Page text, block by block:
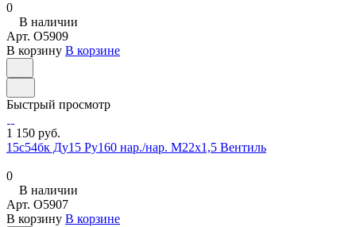
0
В наличии
Арт. O5909
В корзину В корзине
Быстрый просмотр
1 150 руб.
15с54бк Ду15 Ру160 нар./нар. М22х1,5 Вентиль
0
В наличии
Арт. O5907
В корзину В корзине